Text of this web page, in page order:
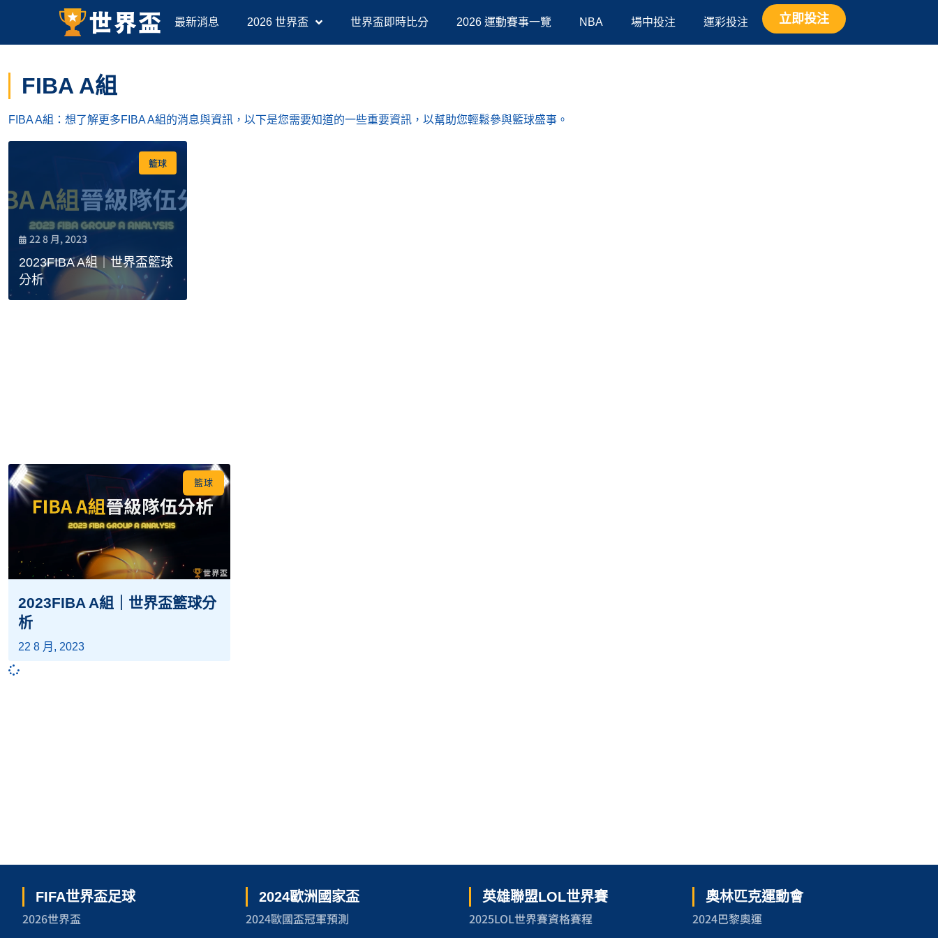
最新消息 2026 世界盃 世界盃即時比分 2026 運動賽事一覽 NBA 場中投注 運彩投注 立即投注
FIBA A組
FIBA A組：想了解更多FIBA A組的消息與資訊，以下是您需要知道的一些重要資訊，以幫助您輕鬆參與籃球盛事。
籃球
22 8 月, 2023
2023FIBA A組｜世界盃籃球
分析
籃球
2023FIBA A組｜世界盃籃球分
析
22 8 月, 2023
FIFA世界盃足球
2026世界盃
2024歐洲國家盃
2024歐國盃冠軍預測
英雄聯盟LOL世界賽
2025LOL世界賽資格賽程
奧林匹克運動會
2024巴黎奧運